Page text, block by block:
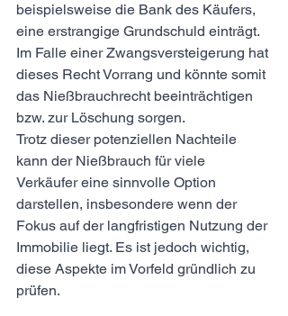
beispielsweise die Bank des Käufers,
eine erstrangige Grundschuld einträgt.
Im Falle einer Zwangsversteigerung hat
dieses Recht Vorrang und könnte somit
das Nießbrauchrecht beeinträchtigen
bzw. zur Löschung sorgen.
Trotz dieser potenziellen Nachteile
kann der Nießbrauch für viele
Verkäufer eine sinnvolle Option
darstellen, insbesondere wenn der
Fokus auf der langfristigen Nutzung der
Immobilie liegt. Es ist jedoch wichtig,
diese Aspekte im Vorfeld gründlich zu
prüfen.